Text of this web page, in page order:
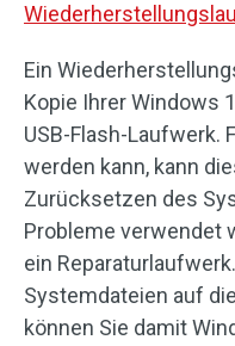
Ein
Kopie Ihrer Windows
USB-Flash-Laufwerk.
werden kann, kann
Zurücksetzen des
Probleme verwendet
ein
Systemdateien auf
können Sie damit